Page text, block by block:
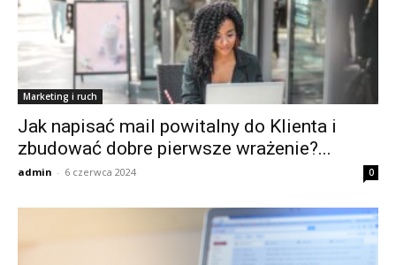
Marketing i ruch
Jak napisać mail powitalny do Klienta i
zbudować dobre pierwsze wrażenie?...
admin - 6 czerwca 2024 0